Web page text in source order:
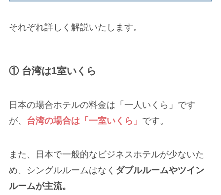
それぞれ詳しく解説いたします。
① 台湾は1室いくら
日本の場合ホテルの料金は「一人いくら」です
が、 台湾の場合は「一室いくら」 です。
また、日本で一般的なビジネスホテルが少ないた
め、シングルルームはなく ダブルルームやツイン
ルームが主流。